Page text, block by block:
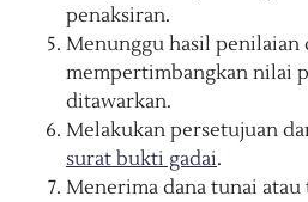
penaksiran.
Menunggu hasil penilaian
mempertimbangkan nilai
ditawarkan.
Melakukan persetujuan
surat bukti gadai.
Menerima dana tunai